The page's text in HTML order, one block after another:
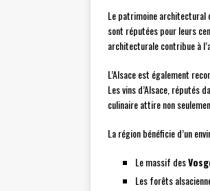
Le patrimoine architectural
sont réputées pour leurs
architecturale contribue à
L’Alsace est également
Les vins d’Alsace, réputés
culinaire attire non
La région bénéficie d’un
Le massif des
Les forêts